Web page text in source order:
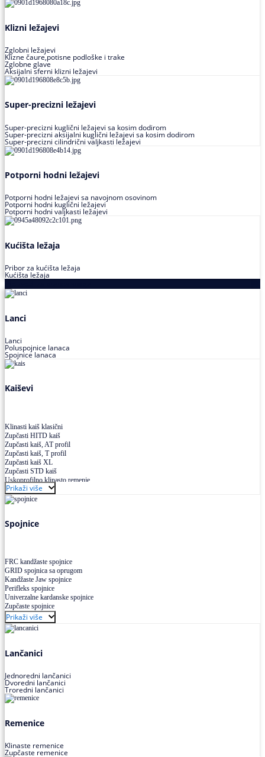
Klizni ležajevi
Zglobni ležajevi
Klizne čaure,potisne podloške i trake
Zglobne glave
Aksijalni sferni klizni ležajevi
Super-precizni ležajevi
Super-precizni kuglični ležajevi sa kosim dodirom
Super-precizni aksijalni kuglični ležajevi sa kosim dodirom
Super-precizni cilindrični valjkasti ležajevi
Potporni hodni ležajevi
Potporni hodni ležajevi sa navojnom osovinom
Potporni hodni kuglični ležajevi
Potporni hodni valjkasti ležajevi
Kućišta ležaja
Pribor za kućišta ležaja
Kućišta ležaja
Lanci
Lanci
Poluspojnice lanaca
Spojnice lanaca
Kaiševi
Klinasti kaiš klasični
Zupčasti HITD kaiš
Zupčasti kaiš, AT profil
Zupčasti kaiš, T profil
Zupčasti kaiš XL
Zupčasti STD kaiš
Uskoprofilno klinasto remenje
Uskoprofilno klinasto remenje spojeno
Uskoprofilno klinasto remenje XP extra power
Višekanalno remenje PJ,PK
Prikaži više
Spojnice
FRC kandžaste spojnice
GRID spojnica sa oprugom
Kandžaste Jaw spojnice
Perifleks spojnice
Univerzalne kardanske spojnice
Zupčaste spojnice
Prikaži više
Lančanici
Jednoredni lančanici
Dvoredni lančanici
Troredni lančanici
Remenice
Klinaste remenice
Zupčaste remenice